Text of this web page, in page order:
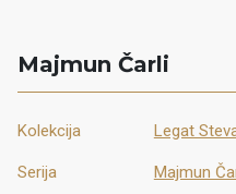
Majmun Čarli
Kolekcija Legat
Serija Majmun